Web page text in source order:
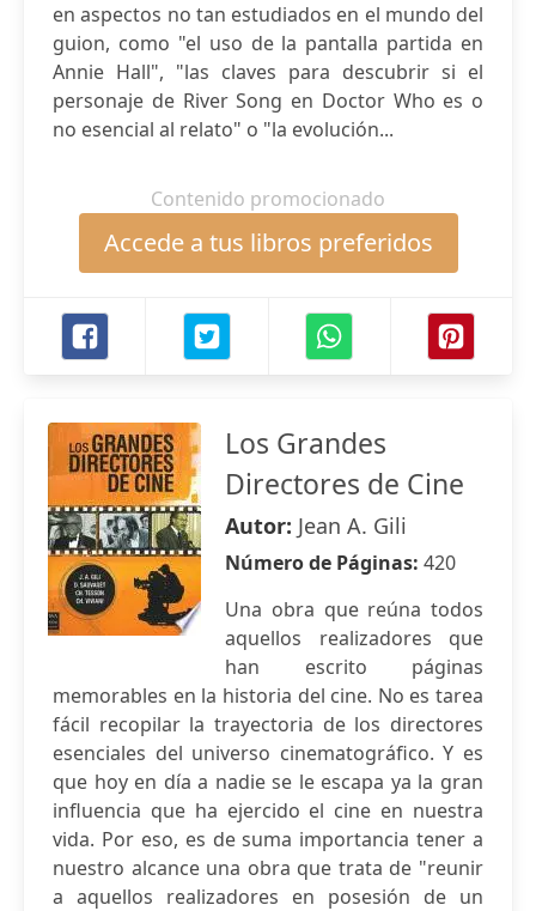
en aspectos no tan estudiados en el mundo del
guion, como "el uso de la pantalla partida en
Annie Hall", "las claves para descubrir si el
personaje de River Song en Doctor Who es o
no esencial al relato" o "la evolución...
Contenido promocionado
Accede a tus libros preferidos
Los Grandes
Directores de Cine
Autor: Jean A. Gili
Número de Páginas: 420
Una obra que reúna todos
aquellos realizadores que
han escrito páginas
memorables en la historia del cine. No es tarea
fácil recopilar la trayectoria de los directores
esenciales del universo cinematográfico. Y es
que hoy en día a nadie se le escapa ya la gran
influencia que ha ejercido el cine en nuestra
vida. Por eso, es de suma importancia tener a
nuestro alcance una obra que trata de "reunir
a aquellos realizadores en posesión de un